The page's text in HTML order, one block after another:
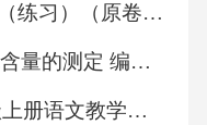
12.1电路中的能量转化（练习）（原卷版）
土壤总碳、总氮、总硫含量的测定 编制说明
2024年新人教版七年级上册语文教学课件 第2单元 5《秋天的怀念》课时2